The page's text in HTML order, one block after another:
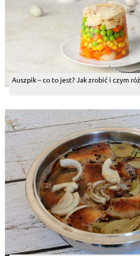
Auszpik – co to jest? Jak zrobić i czym